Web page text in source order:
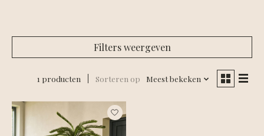
Filters weergeven
1 producten Sorteren op Meest bekeken